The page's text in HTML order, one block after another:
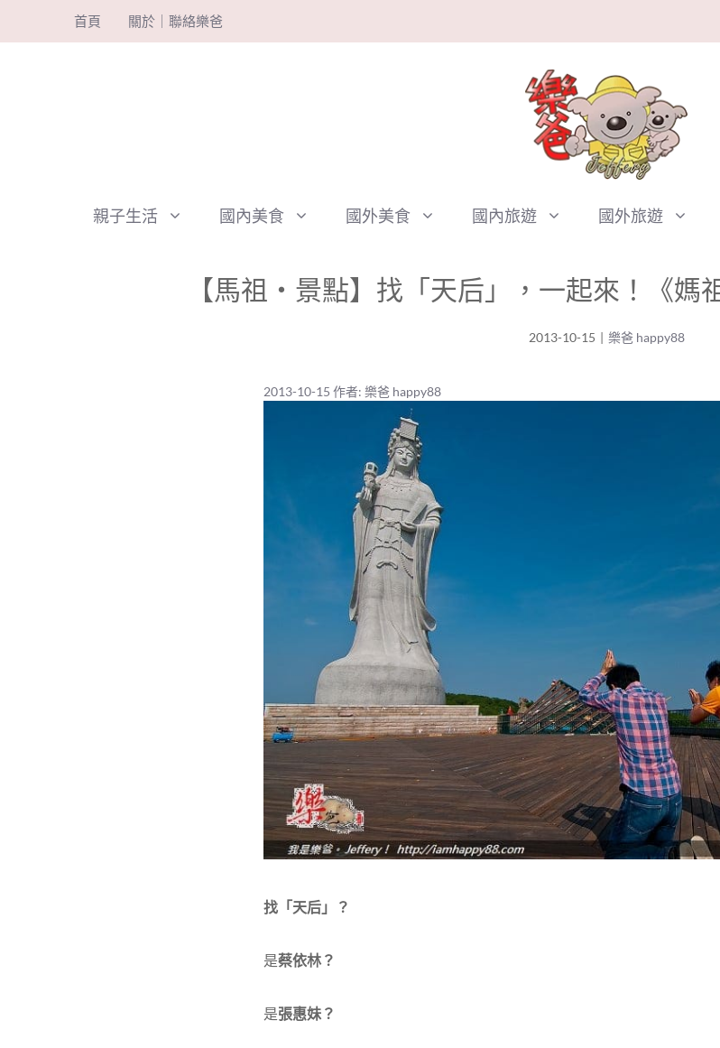
至
首頁 關於｜聯絡樂爸
親子生活 國內美食 國外美食 國內旅遊 國外旅遊
【馬祖‧景點】找「天后」，一起來！《媽
2013-10-15 | 樂爸 happy88
2013-10-15 作者: 樂爸 happy88
找「天后」？
是蔡依林？
是張惠妹？